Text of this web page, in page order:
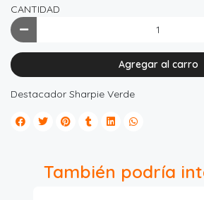
CANTIDAD
Agregar al carro
Destacador Sharpie Verde
También podría